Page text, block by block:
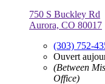
750 S Buckley Rd
Aurora, CO 80017
(303) 752-
Ouvert
(Between
Office)